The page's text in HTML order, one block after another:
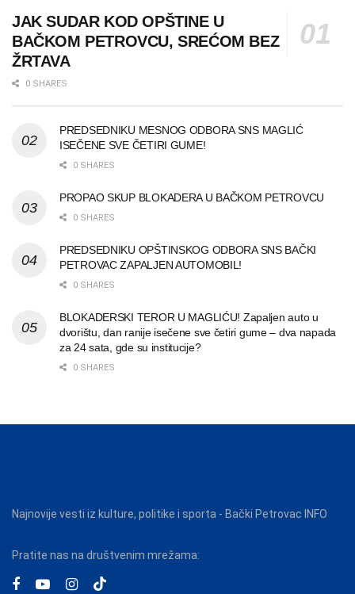
JAK SUDAR KOD OPŠTINE U
BAČKOM PETROVCU, SREĆOM BEZ
ŽRTAVA
0 SHARES
PREDSEDNIKU MESNOG ODBORA SNS MAGLIĆ
ISEČENE SVE ČETIRI GUME!
0 SHARES
PROPAO SKUP BLOKADERA U BAČKOM PETROVCU
0 SHARES
PREDSEDNIKU OPŠTINSKOG ODBORA SNS BAČKI
PETROVAC ZAPALJEN AUTOMOBIL!
0 SHARES
BLOKADERSKI TEROR U MAGLIĆU! Zapaljen auto u
dvorištu, dan ranije isečene sve četiri gume – dva napada
za 24 sata, gde su institucije?
0 SHARES
Najnovije vesti iz kulture, politike i sporta - Bački Petrovac INFO
Pratite nas na društvenim mrežama: